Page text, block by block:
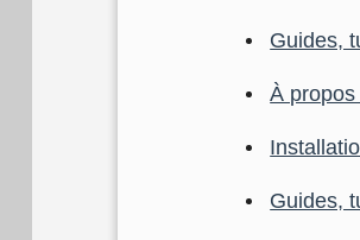
Guides,
À
Guides,